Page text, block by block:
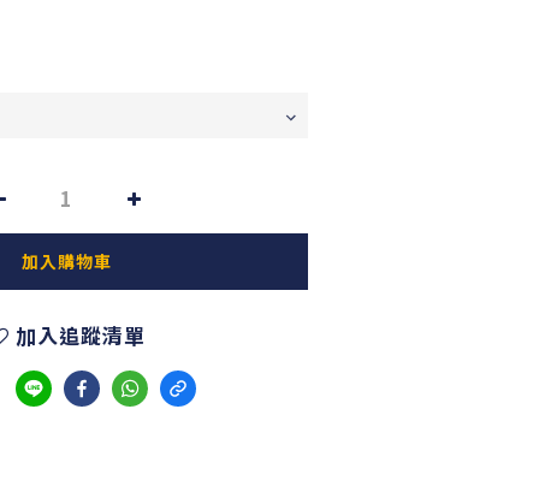
加入購物車
加入追蹤清單